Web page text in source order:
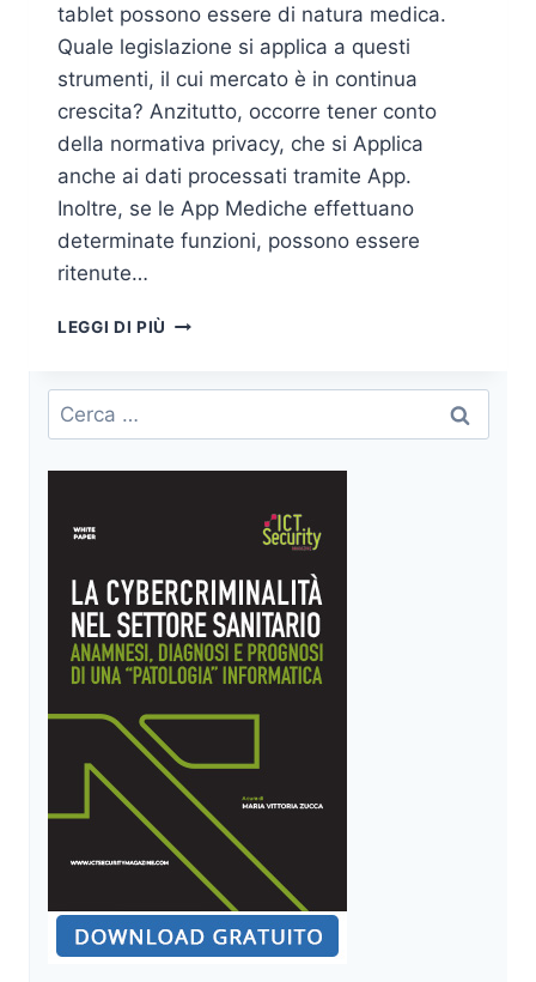
tablet possono essere di natura medica.
Quale legislazione si applica a questi
strumenti, il cui mercato è in continua
crescita? Anzitutto, occorre tener conto
della normativa privacy, che si Applica
anche ai dati processati tramite App.
Inoltre, se le App Mediche effettuano
determinate funzioni, possono essere
ritenute…
LEGGI DI PIÙ APP
NORMATIVA:
RELAZIONE,
Ricerca
per: